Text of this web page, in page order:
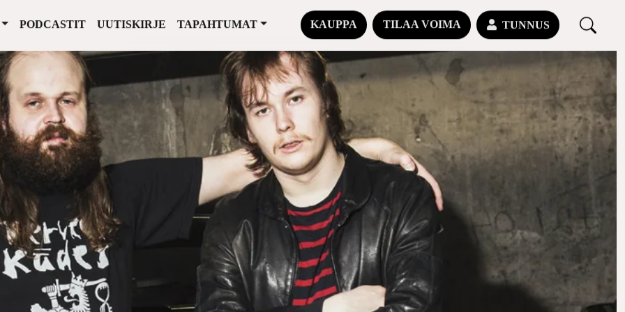
PODCASTIT UUTISKIRJE TAPAHTUMAT KAUPPA TILAA VOIMA TUNNUS